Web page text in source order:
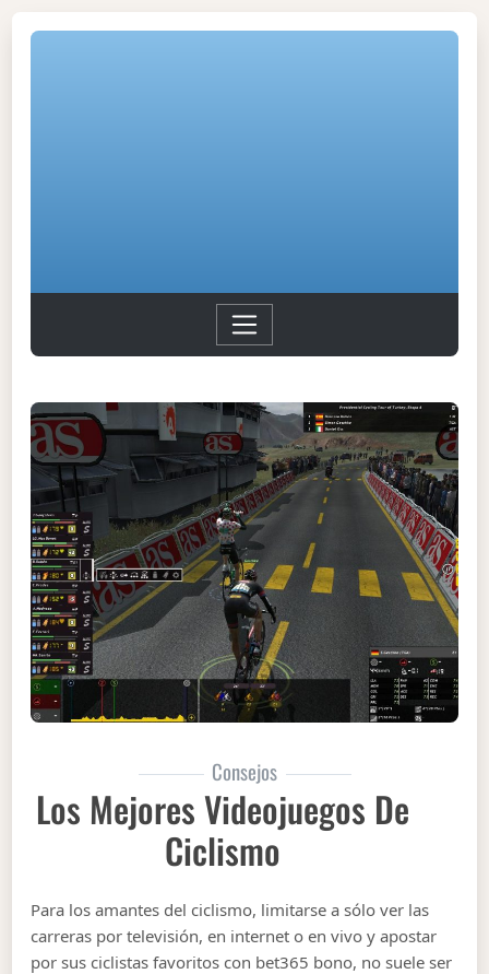
Consejos
Los Mejores Videojuegos De
Ciclismo
Para los amantes del ciclismo, limitarse a sólo ver las
carreras por televisión, en internet o en vivo y apostar
por sus ciclistas favoritos con bet365 bono, no suele ser